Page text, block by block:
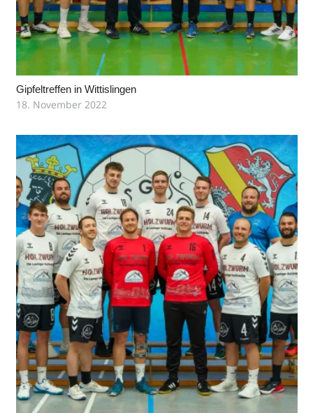
Gipfeltreffen in Wittislingen
18. November 2022